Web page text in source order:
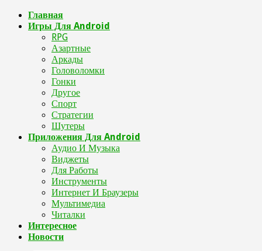
Главная
Игры Для Android
RPG
Азартные
Аркады
Головоломки
Гонки
Другое
Спорт
Стратегии
Шутеры
Приложения Для Android
Аудио И Музыка
Виджеты
Для Работы
Инструменты
Интернет И Браузеры
Мультимедиа
Читалки
Интересное
Новости